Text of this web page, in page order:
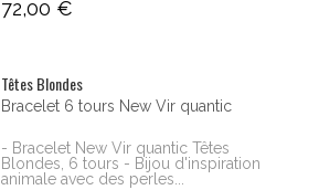
72,00 €
Têtes Blondes
Bracelet 6 tours New Vir quantic
- Bracelet New Vir quantic Têtes
Blondes, 6 tours - Bijou d'inspiration
animale avec des perles...